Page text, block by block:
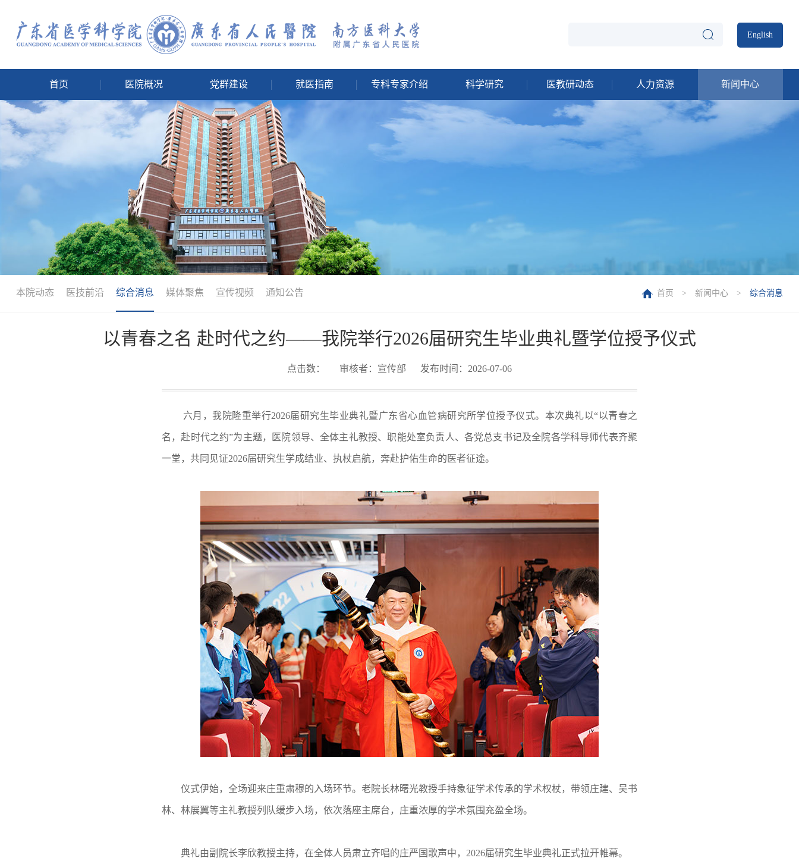
English
首页 医院概况 党群建设 就医指南 专科专家介绍 科学研究 医教研动态 人力资源 新闻中心
首页 > 新闻中心 > 综合消息
本院动态 医技前沿 综合消息 媒体聚焦 宣传视频 通知公告
以青春之名 赴时代之约——我院举行2026届研究生毕业典礼暨学位授予仪式
点击数： 审核者：宣传部 发布时间：2026-07-06
六月，我院隆重举行2026届研究生毕业典礼暨广东省心血管病研究所学位授予仪式。本次典礼以“以青春之
名，赴时代之约”为主题，医院领导、全体主礼教授、职能处室负责人、各党总支书记及全院各学科导师代表齐聚
一堂，共同见证2026届研究生学成结业、执杖启航，奔赴护佑生命的医者征途。
仪式伊始，全场迎来庄重肃穆的入场环节。老院长林曙光教授手持象征学术传承的学术权杖，带领庄建、吴书
林、林展翼等主礼教授列队缓步入场，依次落座主席台，庄重浓厚的学术氛围充盈全场。
典礼由副院长李欣教授主持，在全体人员肃立齐唱的庄严国歌声中，2026届研究生毕业典礼正式拉开帷幕。